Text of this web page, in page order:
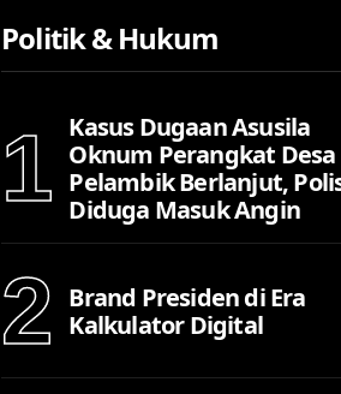
Politik & Hukum
1
Kasus Dugaan Asusila
Oknum Perangkat Desa
Pelambik Berlanjut,
Diduga Masuk Angin
2
Brand Presiden di Era
Kalkulator Digital